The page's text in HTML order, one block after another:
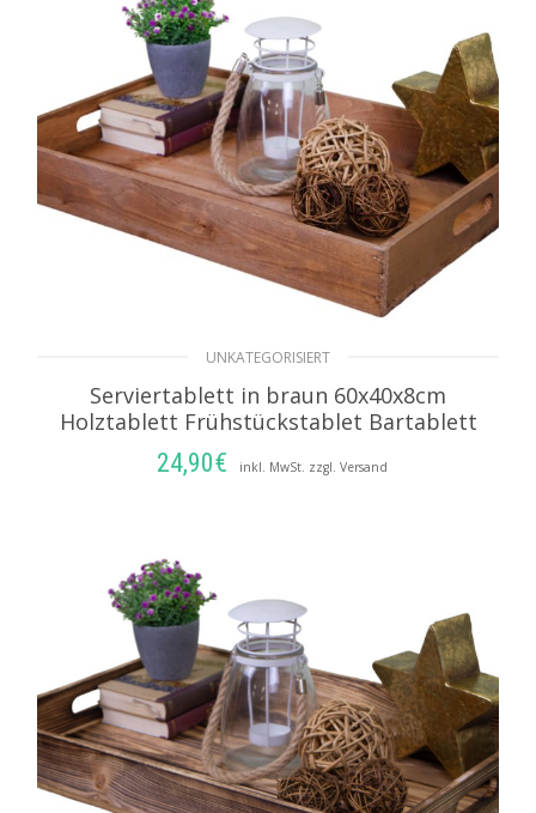
UNKATEGORISIERT
Serviertablett in braun 60x40x8cm
Holztablett Frühstückstablet Bartablett
24,90€ inkl. MwSt. zzgl. Versand